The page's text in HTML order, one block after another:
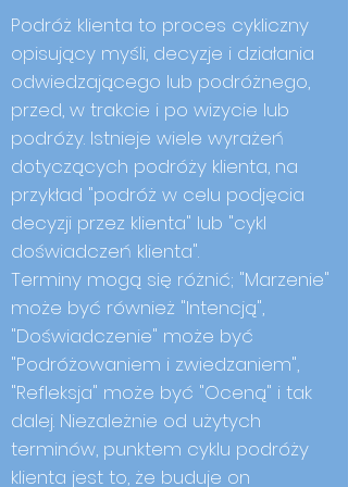
Podróż klienta to proces cykliczny
opisujący myśli, decyzje i działania
odwiedzającego lub podróżnego,
przed, w trakcie i po wizycie lub
podróży. Istnieje wiele wyrażeń
dotyczących podróży klienta, na
przykład "podróż w celu podjęcia
decyzji przez klienta" lub "cykl
doświadczeń klienta".
Terminy mogą się różnić; "Marzenie"
może być również "Intencją",
"Doświadczenie" może być
"Podróżowaniem i zwiedzaniem",
"Refleksja" może być "Oceną" i tak
dalej. Niezależnie od użytych
terminów, punktem cyklu podróży
klienta jest to, że buduje on